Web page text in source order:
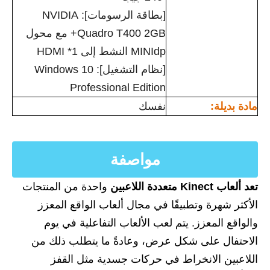
[بطاقة الرسومات]: NVIDIA
Quadro T400 2GB+ مع محول
MINIdp النشط إلى HDMI *1
[نظام التشغيل]: Windows 10
Professional Edition
مادة بديلة:
نفسك
مواصفة
تعد ألعاب Kinect متعددة اللاعبين
واحدة من المنتجات
الأكثر شهرة وتطبيقًا في مجال ألعاب الواقع المعزز
والواقع المعزز. يتم لعب الألعاب التفاعلية في يوم
الاحتفال على شكل عرض، وعادةً ما يتطلب ذلك من
اللاعبين الانخراط في حركات جسدية مثل القفز